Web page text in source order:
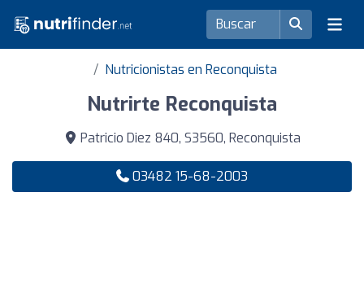
Nutricionistas en Reconquista
Nutrirte Reconquista
Patricio Diez 840, S3560, Reconquista
03482 15-68-2003